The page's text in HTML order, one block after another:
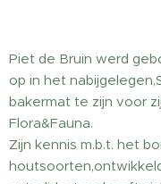
Piet de Bruin werd
op in het
bakermat te zijn voor
Flora&Fauna.
Zijn kennis m.b.t. het